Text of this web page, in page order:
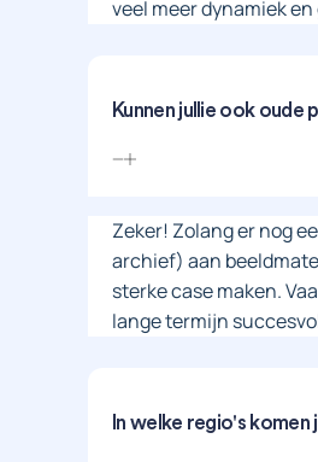
veel meer dynamiek
Kunnen jullie ook
Zeker! Zolang er nog
archief) aan
sterke case maken.
lange termijn
In welke regio's komen